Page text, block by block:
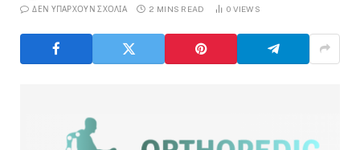
ΔΕΝ ΥΠΆΡΧΟΥΝ ΣΧΌΛΙΑ 2 MINS READ 0 VIEWS